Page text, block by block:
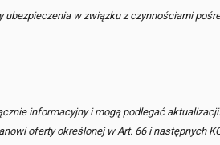
w związku z czynnościami
informacyjny i mogą podlegać aktualizacji.
oferty określonej w Art. 66 i następnych